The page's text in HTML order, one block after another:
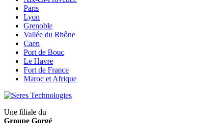
Paris
Lyon
Grenoble
Vallée du Rhône
Caen
Port de Bouc
Le Havre
Fort de France
Maroc et Afrique
Une filiale du
Groupe Gorgé